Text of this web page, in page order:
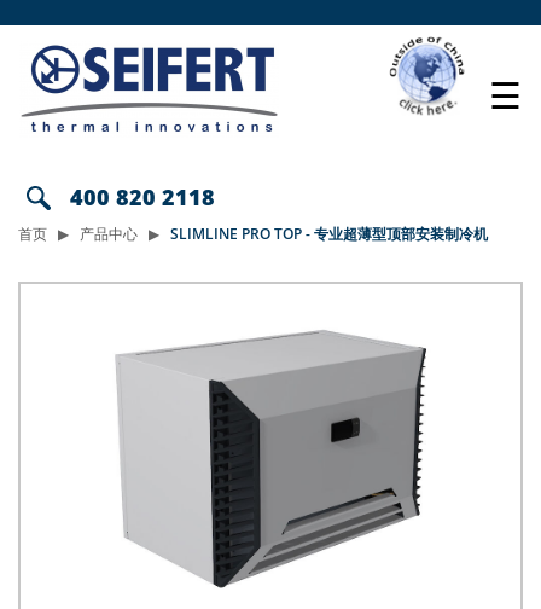
400 820 2118
☰
首页 产品中心 SLIMLINE PRO TOP - 专业超薄型顶部安装制冷机